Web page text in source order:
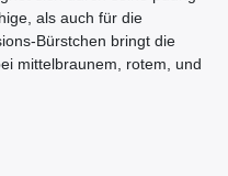
als auch für die
Bürstchen bringt die
mittelbraunem, rotem, und